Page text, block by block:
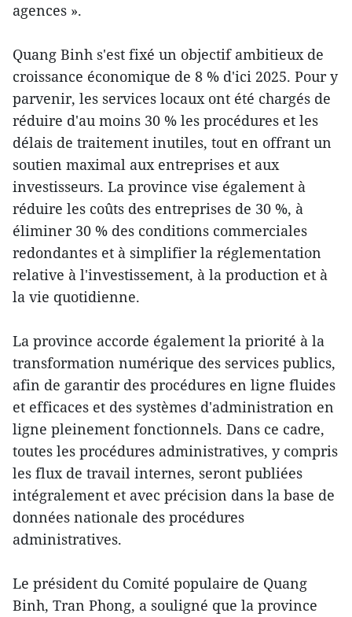
agences ».
Quang Binh s'est fixé un objectif ambitieux de
croissance économique de 8 % d'ici 2025. Pour y
parvenir, les services locaux ont été chargés de
réduire d'au moins 30 % les procédures et les
délais de traitement inutiles, tout en offrant un
soutien maximal aux entreprises et aux
investisseurs. La province vise également à
réduire les coûts des entreprises de 30 %, à
éliminer 30 % des conditions commerciales
redondantes et à simplifier la réglementation
relative à l'investissement, à la production et à
la vie quotidienne.
La province accorde également la priorité à la
transformation numérique des services publics,
afin de garantir des procédures en ligne fluides
et efficaces et des systèmes d'administration en
ligne pleinement fonctionnels. Dans ce cadre,
toutes les procédures administratives, y compris
les flux de travail internes, seront publiées
intégralement et avec précision dans la base de
données nationale des procédures
administratives.
Le président du Comité populaire de Quang
Binh, Tran Phong, a souligné que la province